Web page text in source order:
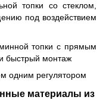
топки со стеклом,
под воздействием
топки с прямым
быстрый монтаж
одним регулятором
материалы из